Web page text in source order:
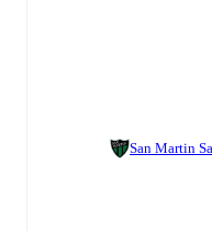
San Martin